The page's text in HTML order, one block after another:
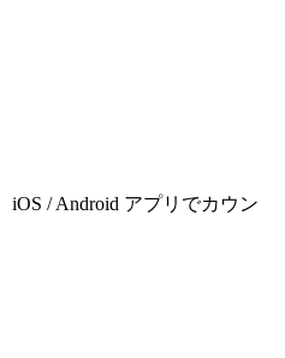
/ Android アプリでカウン